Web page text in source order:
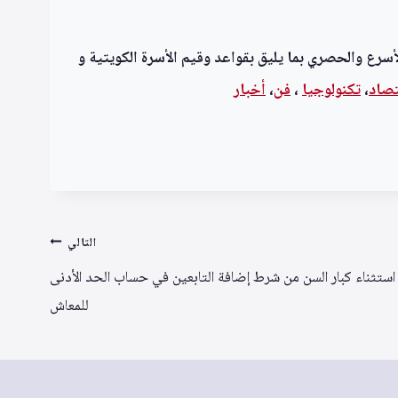
والحصري بما يليق بقواعد وقيم الأسرة الكويتية و
،تكنولوجيا،فن،أخبار
التالي
كبار السن من شرط إضافة التابعين في حساب الحد الأدنى
للمعاش